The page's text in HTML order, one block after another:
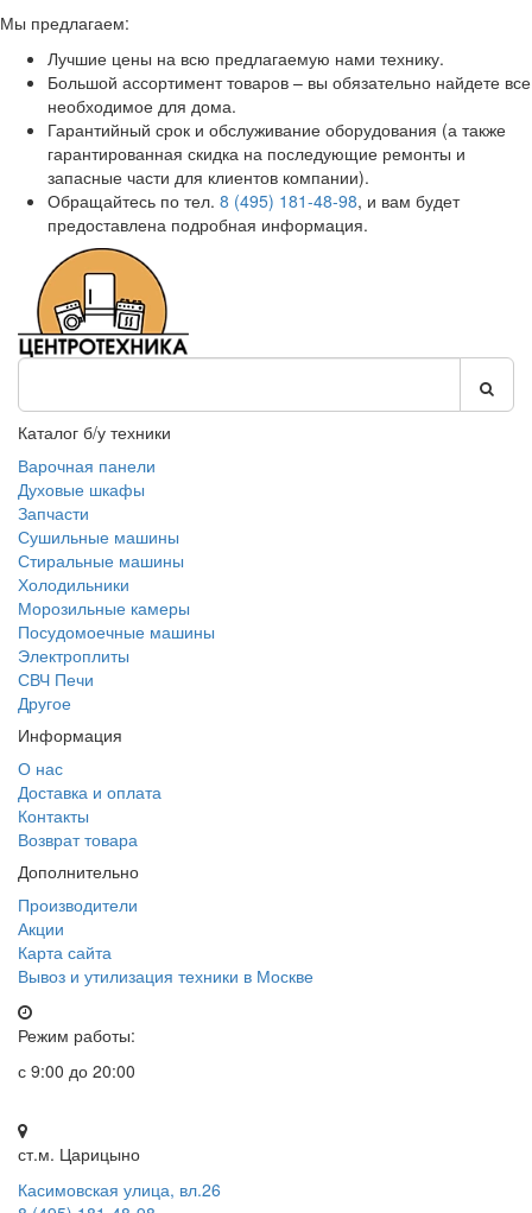
Мы предлагаем:
Лучшие цены на всю предлагаемую нами технику.
Большой ассортимент товаров – вы обязательно найдете все
необходимое для дома.
Гарантийный срок и обслуживание оборудования (а также
гарантированная скидка на последующие ремонты и
запасные части для клиентов компании).
Обращайтесь по тел. 8 (495) 181-48-98, и вам будет
предоставлена подробная информация.
Каталог б/у техники
Варочная панели
Духовые шкафы
Запчасти
Сушильные машины
Стиральные машины
Холодильники
Морозильные камеры
Посудомоечные машины
Электроплиты
СВЧ Печи
Другое
Информация
О нас
Доставка и оплата
Контакты
Возврат товара
Дополнительно
Производители
Акции
Карта сайта
Вывоз и утилизация техники в Москве
Режим работы:
с 9:00 до 20:00
ст.м. Царицыно
Касимовская улица, вл.26